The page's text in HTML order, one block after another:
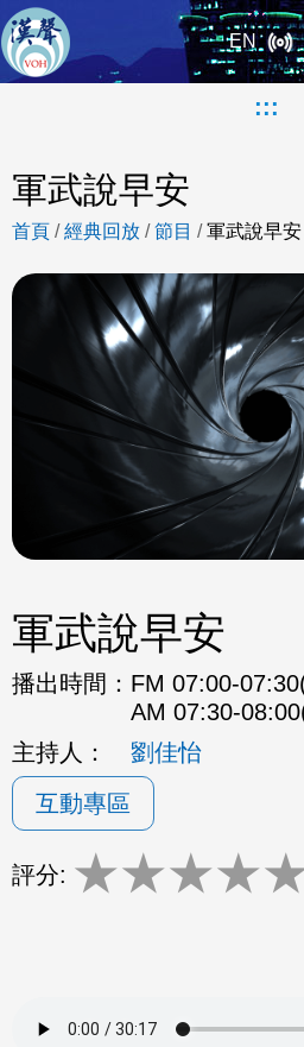
EN
:::
軍武說早安
首頁 /經典回放 /節目 /軍武說早安
軍武說早安
播出時間： FM 07:00-
AM 07:30-
主持人：
劉佳怡
互動專區
評分: ★★★★